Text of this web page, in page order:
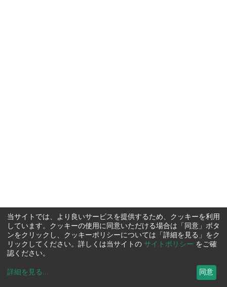
当サイトでは、より良いサービスを提供するため、クッキーを利用
しています。クッキーの使用に同意いただける場合は「同意」ボタ
ンをクリックし、クッキーポリシーについては「詳細を見る」をク
リックしてください。詳しくは当サイトの サイトポリシー をご確
認ください。
詳細を見る ... 同意